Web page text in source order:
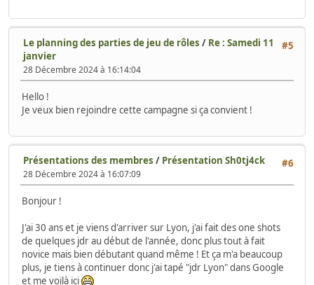
#5
Le planning des parties de jeu de rôles / Re : Samedi 11
janvier
28 Décembre 2024 à 16:14:04
Hello !
Je veux bien rejoindre cette campagne si ça convient !
#6
Présentations des membres / Présentation Sh0tj4ck
28 Décembre 2024 à 16:07:09
Bonjour !
J'ai 30 ans et je viens d'arriver sur Lyon, j'ai fait des one shots
de quelques jdr au début de l'année, donc plus tout à fait
novice mais bien débutant quand même ! Et ça m'a beaucoup
plus, je tiens à continuer donc j'ai tapé "jdr Lyon" dans Google
et me voilà ici